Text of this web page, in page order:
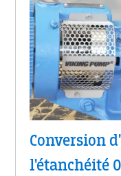
Conversion
l'étanchéité